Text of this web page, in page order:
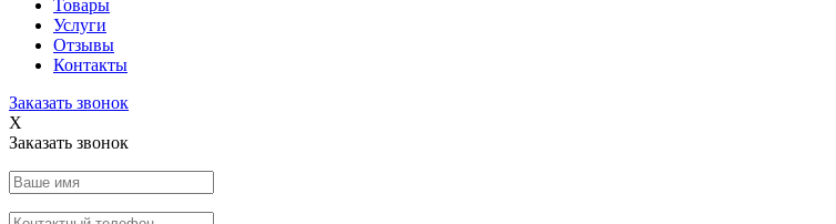
Товары
Услуги
Отзывы
Контакты
Заказать звонок
X
Заказать звонок